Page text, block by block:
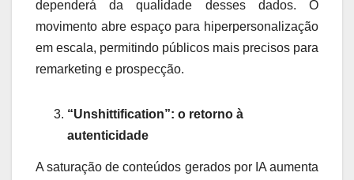
dependerá da qualidade desses dados. O
movimento abre espaço para hiperpersonalização
em escala, permitindo públicos mais precisos para
remarketing e prospecção.
“Unshittification”: o retorno à
autenticidade
A saturação de conteúdos gerados por IA aumenta